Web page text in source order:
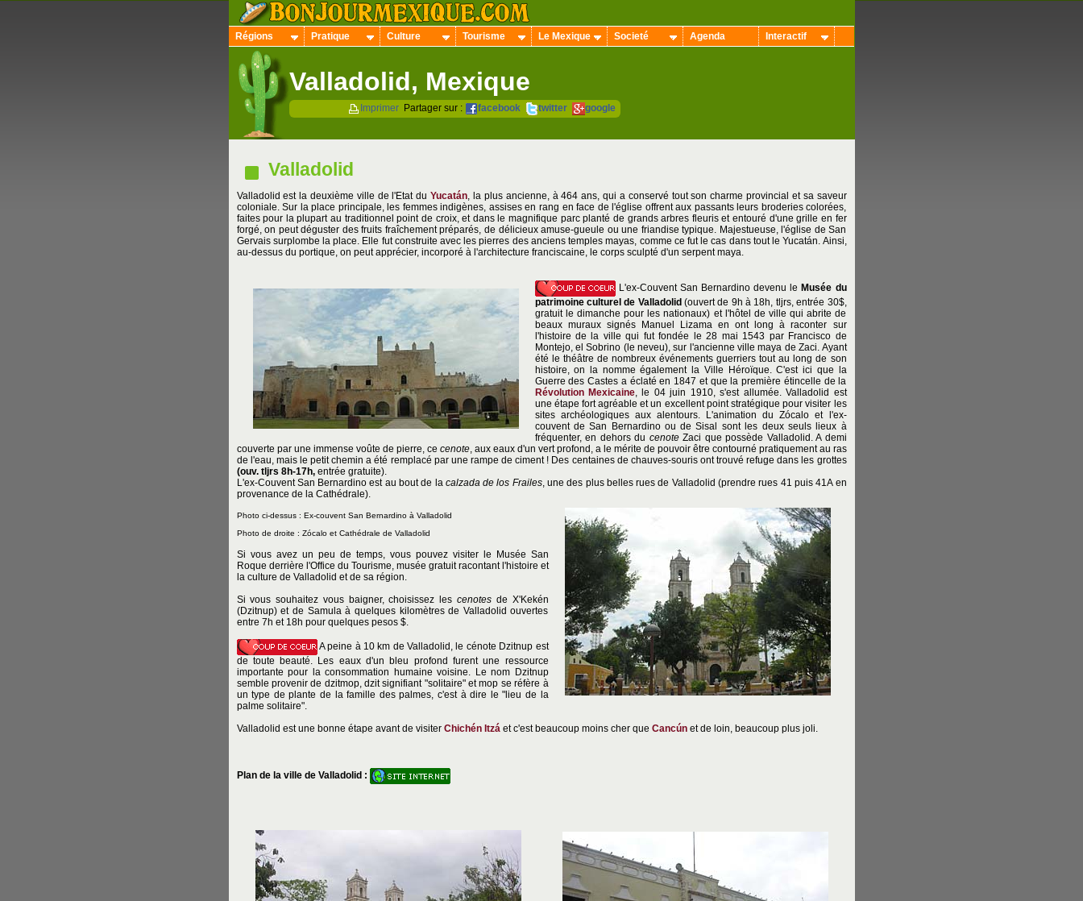
Régions Pratique Culture Tourisme Le Mexique Societé Agenda Interactif
Valladolid, Mexique
ImprimerPartager sur : facebook twitter google
Valladolid
Valladolid est la deuxième ville de l'Etat duYucatán, la plus ancienne, à 464 ans, qui a conservé tout son charme provincial et sa saveur
coloniale. Sur la place principale, les femmes indigènes, assises en rang en face de l'église offrent aux passants leurs broderies colorées,
faites pour la plupart au traditionnel point de croix, et dans le magnifique parc planté de grands arbres fleuris et entouré d'une grille en fer
forgé, on peut déguster des fruits fraîchement préparés, de délicieux amuse-gueule ou une friandise typique. Majestueuse, l'église de San
Gervais surplombe la place. Elle fut construite avec les pierres des anciens temples mayas, comme ce fut le cas dans tout le Yucatán. Ainsi,
au-dessus du portique, on peut apprécier, incorporé à l'architecture franciscaine, le corps sculpté d'un serpent maya.
L'ex-Couvent San Bernardino devenu le Musée du
patrimoine culturel de Valladolid (ouvert de 9h à 18h, tljrs, entrée 30$,
gratuit le dimanche pour les nationaux) et l'hôtel de ville qui abrite de
beaux muraux signés Manuel Lizama en ont long à raconter sur
l'histoire de la ville qui fut fondée le 28 mai 1543 par Francisco de
Montejo, el Sobrino (le neveu), sur l'ancienne ville maya de Zaci. Ayant
été le théâtre de nombreux événements guerriers tout au long de son
histoire, on la nomme également la Ville Héroïque. C'est ici que la
Guerre des Castes a éclaté en 1847 et que la première étincelle de la
Révolution Mexicaine, le 04 juin 1910, s'est allumée. Valladolid est
une étape fort agréable et un excellent point stratégique pour visiter les
sites archéologiques aux alentours. L'animation du Zócalo et l'ex-
couvent de San Bernardino ou de Sisal sont les deux seuls lieux à
fréquenter, en dehors du cenoteZaci que possède Valladolid. A demi
couverte par une immense voûte de pierre, ce cenote, aux eaux d'un vert profond, a le mérite de pouvoir être contourné pratiquement au ras
de l'eau, mais le petit chemin a été remplacé par une rampe de ciment ! Des centaines de chauves-souris ont trouvé refuge dans les grottes
(ouv. tljrs 8h-17h, entrée gratuite).
L'ex-Couvent San Bernardino est au bout de la calzada de los Frailes, une des plus belles rues de Valladolid (prendre rues 41 puis 41A en
provenance de la Cathédrale).
Photo ci-dessus : Ex-couvent San Bernardino à Valladolid
Photo de droite : Zócalo et Cathédrale de Valladolid
Si vous avez un peu de temps, vous pouvez visiter le Musée San
Roque derrière l'Office du Tourisme, musée gratuit racontant l'histoire et
la culture de Valladolid et de sa région.
Si vous souhaitez vous baigner, choisissez les cenotesde X'Kekén
(Dzitnup) et de Samula à quelques kilomètres de Valladolid ouvertes
entre 7h et 18h pour quelques pesos $.
A peine à 10 km de Valladolid, le cénote Dzitnup est
de toute beauté. Les eaux d'un bleu profond furent une ressource
importante pour la consommation humaine voisine. Le nom Dzitnup
semble provenir de dzitmop, dzit signifiant "solitaire" et mop se réfère à
un type de plante de la famille des palmes, c'est à dire le "lieu de la
palme solitaire".
Valladolid est une bonne étape avant de visiter Chichén Itzáet c'est beaucoup moins cher que Cancúnet de loin, beaucoup plus joli.
Plan de la ville de Valladolid :